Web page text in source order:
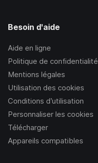
Besoin d'aide
Aide en ligne
Politique de confidentialité
Mentions légales
Utilisation des cookies
Conditions d’utilisation
Personnaliser les cookies
Télécharger
Appareils compatibles